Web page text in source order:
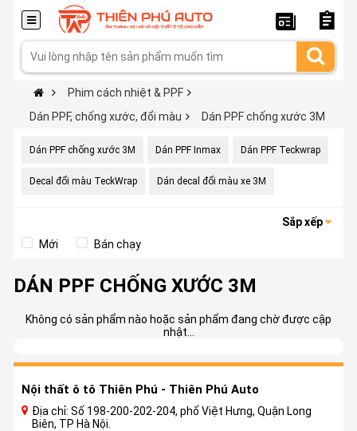
Phim cách nhiệt & PPF
Dán PPF, chống xước, đổi màu
Dán PPF chống xước 3M
Dán PPF chống xước 3M Dán PPF Inmax Dán PPF Teckwrap
Decal đổi màu TeckWrap Dán decal đổi màu xe 3M
Sắp xếp
Mới
Bán chạy
DÁN PPF CHỐNG XƯỚC 3M
Không có sản phẩm nào hoặc sản phẩm đang chờ được cập
nhật...
Nội thất ô tô Thiên Phú - Thiên Phú Auto
Địa chỉ: Số 198-200-202-204, phố Việt Hưng, Quận Long
Biên, TP Hà Nội.